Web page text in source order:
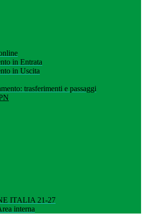
in Entrata
in Uscita
trasferimenti e passaggi
ITALIA 21-27
interna